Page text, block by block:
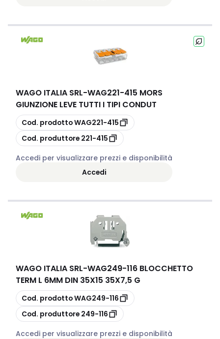
WAGO ITALIA SRL-WAG221-415 MORS
GIUNZIONE LEVE TUTTI I TIPI CONDUT
copia
Cod. prodottoWAG221-415
copia
Cod. produttore 221-415
Accedi per visualizzare prezzi e disponibilità
Accedi
WAGO ITALIA SRL-WAG249-116 BLOCCHETTO
TERM L 6MM DIN 35X15 35X7,5 G
copia
Cod. prodottoWAG249-116
copia
Cod. produttore 249-116
Accedi per visualizzare prezzi e disponibilità